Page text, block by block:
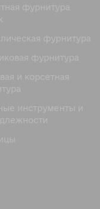
фурнитура
фурнитура
фурнитура
и корсетная
инструменты и